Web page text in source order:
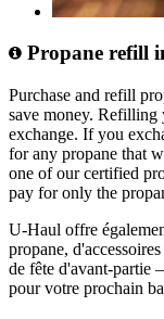
Propane refill
Purchase and refill
save money. Refilling
exchange. If you
for any propane that
one of our certified
pay for only the
U-Haul offre
propane,
de fête d'avant-partie
pour votre prochain